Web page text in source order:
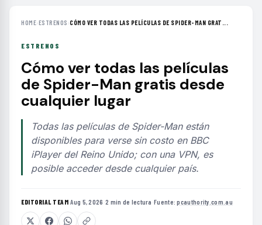
HOME›ESTRENOS ›CÓMO VER TODAS LAS PELÍCULAS DE SPIDER-MAN GRAT...
ESTRENOS
Cómo ver todas las películas
de Spider-Man gratis desde
cualquier lugar
Todas las películas de Spider-Man están
disponibles para verse sin costo en BBC
iPlayer del Reino Unido; con una VPN, es
posible acceder desde cualquier país.
EDITORIAL TEAM·Aug 5, 2026 ·2 min de lectura ·Fuente:pcauthority.com.au